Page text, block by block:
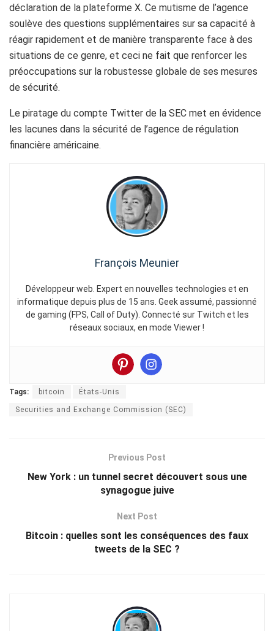
déclaration de la plateforme X. Ce mutisme de l’agence
soulève des questions supplémentaires sur sa capacité à
réagir rapidement et de manière transparente face à des
situations de ce genre, et ceci ne fait que renforcer les
préoccupations sur la robustesse globale de ses mesures
de sécurité.
Le piratage du compte Twitter de la SEC met en évidence
les lacunes dans la sécurité de l’agence de régulation
financière américaine.
François Meunier
Développeur web. Expert en nouvelles technologies et en
informatique depuis plus de 15 ans. Geek assumé, passionné
de gaming (FPS, Call of Duty). Connecté sur Twitch et les
réseaux sociaux, en mode Viewer !
Tags: bitcoin États-Unis
Securities and Exchange Commission (SEC)
Previous Post
New York : un tunnel secret découvert sous une
synagogue juive
Next Post
Bitcoin : quelles sont les conséquences des faux
tweets de la SEC ?